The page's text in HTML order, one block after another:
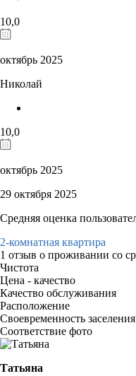
10,0
октябрь 2025
Николай
10,0
октябрь 2025
29 октября 2025
Средняя оценка
2-комнатная квартира
1 отзыв о проживании со
Чистота
Цена - качество
Качество обслуживания
Расположение
Своевременность заселения
Соответствие фото
Татьяна